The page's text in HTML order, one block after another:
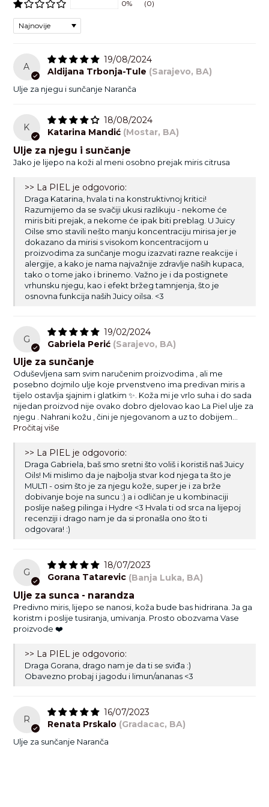
0%
(0)
Sort by
A
19/08/2024
Aldijana Trbonja-Tule (Sarajevo, BA)
Ulje za njegu i sunčanje Naranča
K
18/08/2024
Katarina Mandić (Mostar, BA)
Ulje za njegu i sunčanje
Jako je lijepo na koži al meni osobno prejak miris citrusa
>> La PIEL je odgovorio:
Draga Katarina, hvala ti na konstruktivnoj kritici!
Razumijemo da se svačiji ukusi razlikuju - nekome će
miris biti prejak, a nekome će ipak biti preblag. U Juicy
Oilse smo stavili nešto manju koncentraciju mirisa jer je
dokazano da mirisi s visokom koncentracijom u
proizvodima za sunčanje mogu izazvati razne reakcije i
alergije, a kako je nama najvažnije zdravlje naših kupaca,
tako o tome jako i brinemo. Važno je i da postignete
vrhunsku njegu, kao i efekt bržeg tamnjenja, što je
osnovna funkcija naših Juicy oilsa. <3
G
19/02/2024
Gabriela Perić (Sarajevo, BA)
Ulje za sunčanje
Oduševljena sam svim naručenim proizvodima , ali me
posebno dojmilo ulje koje prvenstveno ima predivan miris a
tijelo ostavlja sjajnim i glatkim ✨. Koža mi je vrlo suha i do sada
nijedan proizvod nije ovako dobro djelovao kao La Piel ulje za
njegu . Nahrani kožu , čini je njegovanom a uz to dobijem...
Pročitaj više
>> La PIEL je odgovorio:
Draga Gabriela, baš smo sretni što voliš i koristiš naš Juicy
Oils! Mi mislimo da je najbolja stvar kod njega ta što je
MULTI - osim što je za njegu kože, super je i za brže
dobivanje boje na suncu :) a i odličan je u kombinaciji
poslije našeg pilinga i Hydre <3 Hvala ti od srca na lijepoj
recenziji i drago nam je da si pronašla ono što ti
odgovara! :)
G
18/07/2023
Gorana Tatarevic (Banja Luka, BA)
Ulje za sunca - narandza
Predivno miris, lijepo se nanosi, koža bude bas hidrirana. Ja ga
koristm i poslije tusiranja, umivanja. Prosto obozvama Vase
proizvode ❤️
>> La PIEL je odgovorio:
Draga Gorana, drago nam je da ti se sviđa :)
Obavezno probaj i jagodu i limun/ananas <3
R
16/07/2023
Renata Prskalo (Gradacac, BA)
Ulje za sunčanje Naranča